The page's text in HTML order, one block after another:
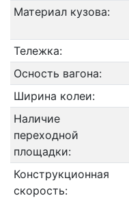
Материал кузова:
Тележка:
Осность вагона:
Ширина колеи:
Наличие
переходной
площадки:
Конструкционная
скорость: